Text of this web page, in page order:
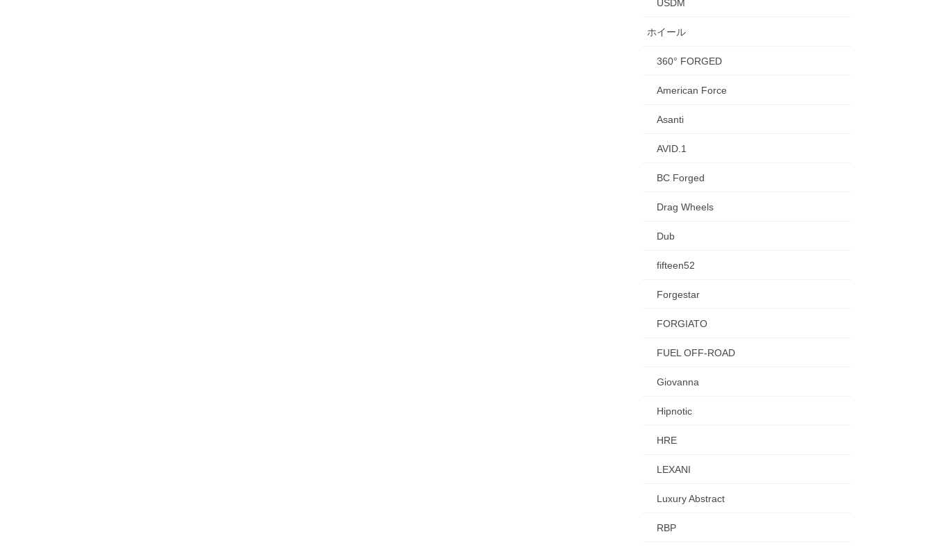
USDM
ホイール
360° FORGED
American Force
Asanti
AVID.1
BC Forged
Drag Wheels
Dub
fifteen52
Forgestar
FORGIATO
FUEL OFF-ROAD
Giovanna
Hipnotic
HRE
LEXANI
Luxury Abstract
RBP